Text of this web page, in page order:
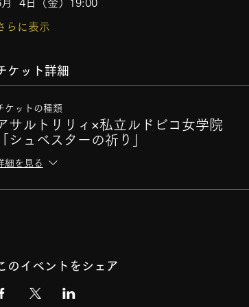
月  4日（金）19:00
らに表示
ケット詳細
ケットの種類
サルトリリィ×私立ルドビコ女学院
「シュベスターの祈り」
細を見る
のイベントをシェア